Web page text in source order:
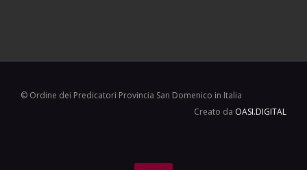
© Ordine dei Predicatori Provincia San Domenico in Italia
Creato da OASI.DIGITAL